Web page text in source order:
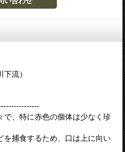
流）
で、特に赤色の個体は少なく珍
を捕食するため、口は上に向い